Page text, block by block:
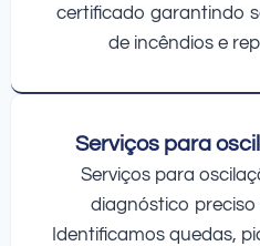
certificado garantindo
de incêndios e
Serviços para
Serviços para
diagnóstico
Identificamos quedas,